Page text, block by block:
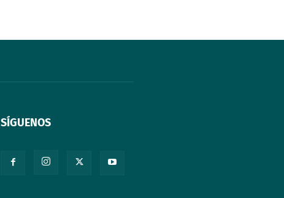
SÍGUENOS